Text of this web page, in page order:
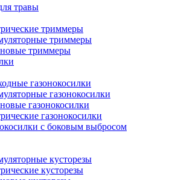
травы
триммеры
триммеры
триммеры
газонокосилки
газонокосилки
газонокосилки
газонокосилки
с боковым выбросом
кусторезы
кусторезы